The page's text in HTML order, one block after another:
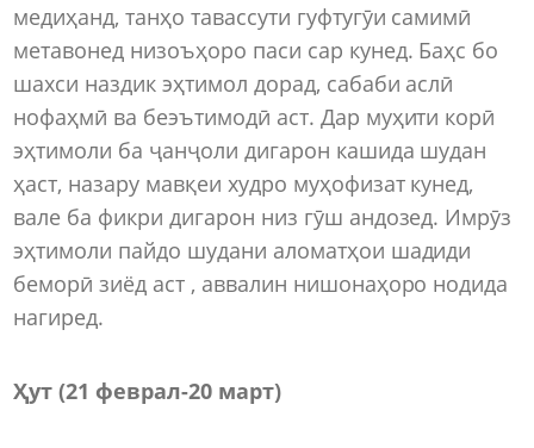
медиҳанд, танҳо тавассути гуфтугӯи самимӣ
метавонед низоъҳоро паси сар кунед. Баҳс бо
шахси наздик эҳтимол дорад, сабаби аслӣ
нофаҳмӣ ва беэътимодӣ аст. Дар муҳити корӣ
эҳтимоли ба ҷанҷоли дигарон кашида шудан
ҳаст, назару мавқеи худро муҳофизат кунед,
вале ба фикри дигарон низ гӯш андозед. Имрӯз
эҳтимоли пайдо шудани аломатҳои шадиди
беморӣ зиёд аст , аввалин нишонаҳоро нодида
нагиред.
Ҳут (21 феврал-20 март)